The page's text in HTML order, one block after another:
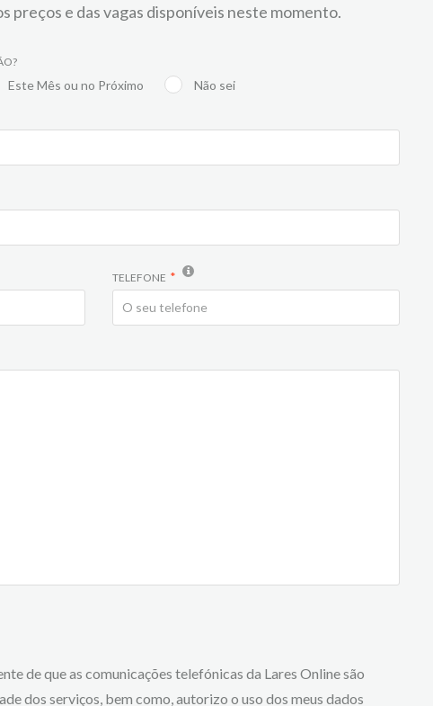
preços e das vagas disponíveis neste momento.
Este Mês ou no Próximo Não sei
TELEFONE
de que as comunicações telefónicas da Lares Online são
dos serviços, bem como, autorizo o uso dos meus dados